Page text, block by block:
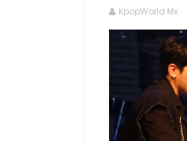
KpopWorld Mx